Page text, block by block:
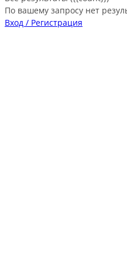
По вашему запросу нет
Вход / Регистрация